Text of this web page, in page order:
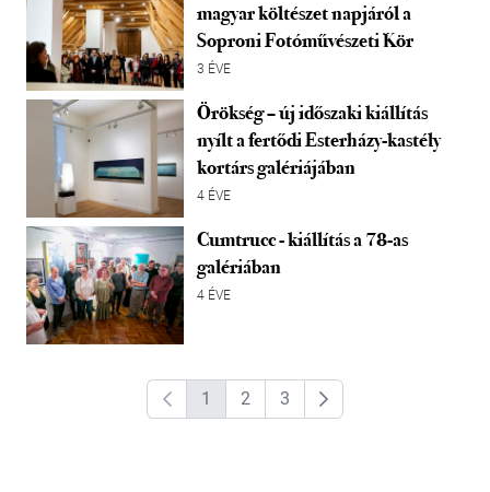
magyar költészet napjáról a
Soproni Fotóművészeti Kör
3 ÉVE
Örökség – új időszaki kiállítás
nyílt a fertődi Esterházy-kastély
kortárs galériájában
4 ÉVE
Cumtrucc - kiállítás a 78-as
galériában
4 ÉVE
1 2 3